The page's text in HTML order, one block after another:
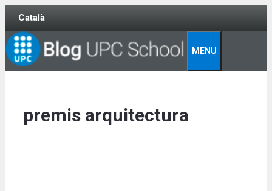
Skip
content
Català
MENU
premis arquitectura